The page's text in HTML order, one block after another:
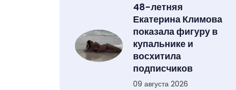
48-летняя
Екатерина Климова
показала фигуру в
купальнике и
восхитила
подписчиков
09 августа 2026